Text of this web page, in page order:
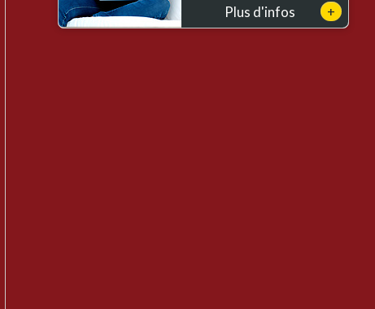
Plus d'infos +